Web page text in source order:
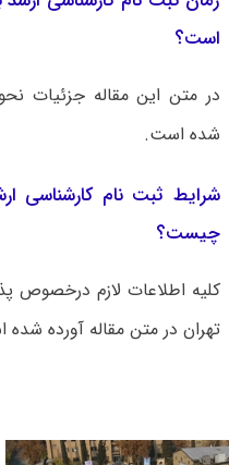
است؟
در متن این مقاله جزئیات
شده است.
شرایط ثبت نام کارشناسی
چیست؟
کلیه اطلاعات لازم درخصوص
تهران در متن مقاله آورده